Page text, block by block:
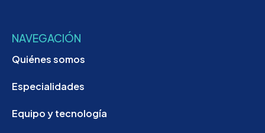
NAVEGACIÓN
Quiénes somos
Especialidades
Equipo y tecnología